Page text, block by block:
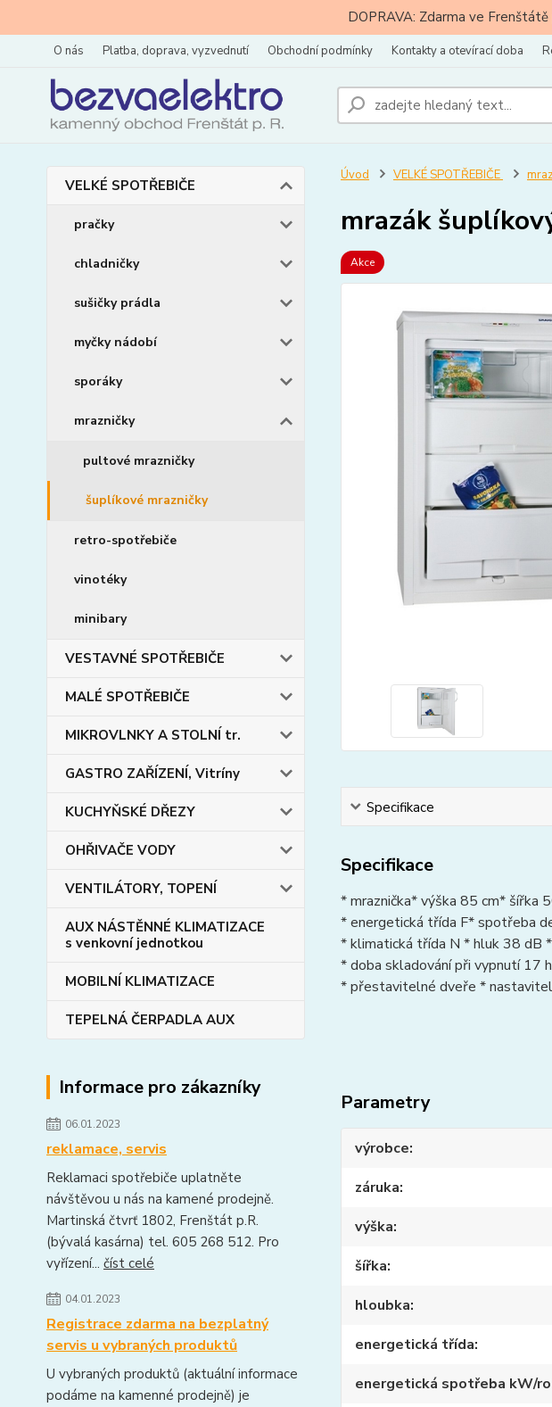
DOPRAVA: Zdarma ve
O nás Platba, doprava, vyzvednutí Obchodní podmínky Kontakty a otevírací doba
VELKÉ SPOTŘEBIČE
pračky
chladničky
sušičky prádla
myčky nádobí
sporáky
mrazničky
pultové mrazničky
šuplíkové mrazničky
retro-spotřebiče
vinotéky
minibary
VESTAVNÉ SPOTŘEBIČE
MALÉ SPOTŘEBIČE
MIKROVLNKY A STOLNÍ tr.
GASTRO ZAŘÍZENÍ, Vitríny
KUCHYŇSKÉ DŘEZY
OHŘIVAČE VODY
VENTILÁTORY, TOPENÍ
AUX NÁSTĚNNÉ KLIMATIZACE
s venkovní jednotkou
MOBILNÍ KLIMATIZACE
TEPELNÁ ČERPADLA AUX
Informace pro zákazníky
06.01.2023
reklamace, servis
Reklamaci spotřebiče uplatněte
návštěvou u nás na kamené prodejně.
Martinská čtvrť 1802, Frenštát p.R.
(bývalá kasárna) tel. 605 268 512. Pro
vyřízení... číst celé
04.01.2023
Registrace zdarma na bezplatný
servis u vybraných produktů
U vybraných produktů (aktuální informace
podáme na kamenné prodejně) je
Úvod VELKÉ SPOTŘEBIČE
mrazák
Akce
Specifikace
Specifikace
* mraznička* výška 85 cm* šířka
* energetická třída F* spotřeba
* klimatická třída N * hluk 38 dB
* doba skladování při vypnutí 17
* přestavitelné dveře *
Parametry
výrobce
záruka
výška
šířka
hloubka
energetická třída
energetická spotřeba kW/